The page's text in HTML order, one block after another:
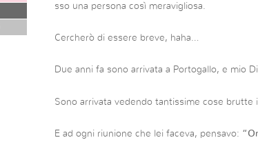
sso una persona così meravigliosa.
Cercherò di essere breve, haha…
Due anni fa sono arrivata a Portogallo, e mio
Sono arrivata vedendo tantissime cose brutte
E ad ogni riunione che lei faceva, pensavo: